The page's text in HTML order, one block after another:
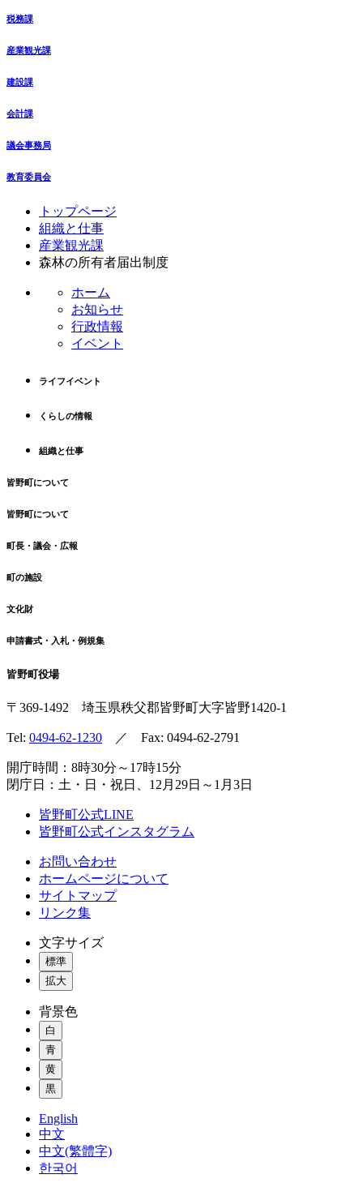
税務課
産業観光課
建設課
会計課
議会事務局
教育委員会
トップページ
組織と仕事
産業観光課
森林の所有者届出制度
ホーム
お知らせ
行政情報
イベント
ライフイベント
くらしの情報
組織と仕事
皆野町について
皆野町について
町長・議会・広報
町の施設
文化財
申請書式・入札・例規集
皆野町役場
〒369-1492 埼玉県秩父郡皆野町大字皆野1420-1
Tel: 0494-62-1230 ／ Fax: 0494-62-2791
開庁時間：8時30分～17時15分
閉庁日：土・日・祝日、12月29日～1月3日
皆野町公式LINE
皆野町公式インスタグラム
お問い合わせ
ホームページについて
サイトマップ
リンク集
文字サイズ
標準
拡大
背景色
白
青
黄
黒
English
中文
中文(繁體字)
한국어